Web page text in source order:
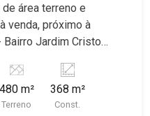
área terreno e
venda, próximo à
Bairro Jardim Cristo
que a Martinelli
de área
- Amplo
480 m²
Terreno
368 m²
Const.